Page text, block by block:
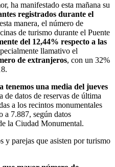
ha manifestado esta mañana su
registrados durante el
manera, el número de
de turismo durante el Puente
del 12,44% respecto a las
llamativo el
de extranjeros, con un 32%
tenemos una media del jueves
de datos de reservas de última
a los recintos monumentales
a 7.887, según datos
la Ciudad Monumental.
y parejas que asisten por turismo